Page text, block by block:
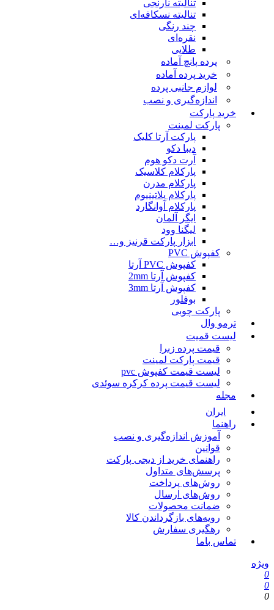
تنالیته نارنجی
تنالیته نسکافه‌ای
چند رنگی
نقره‌ای
طلایی
پرده پانچ آماده
خرید پرده آماده
لوازم جانبی پرده
اندازه‌گیری و نصب
خرید پارکت
پارکت لمینت
پارکت آرتا کلیک
دیبا دکو
آرت دکو هوم
پارکلام کلاسیک
پارکلام مدرن
پارکلام پلاتینیوم
پارکلام آوانگارد
ایگر آلمان
لیگنا وود
ابزار پارکت قرنیز و…
کفپوش PVC
کفپوش PVC آرتا
کفپوش آرتا 2mm
کفپوش آرتا 3mm
بوفلور
پارکت چوبی
ترمو وال
لیست قمیت
قیمت پرده زبرا
قیمت پارکت لمینت
لیست قیمت کفپوش pvc
لیست قیمت پرده کرکره سوئدی
مجله
ایران
راهنما
آموزش اندازه‌گیری و نصب
قوانین
راهنمای خرید از دیجی پارکت
پرسش‌های متداول
روش‌های پرداخت
روش‌های ارسال
ضمانت محصولات
رویه‌های بازگرداندن کالا
رهگیری سفارش
تماس باما